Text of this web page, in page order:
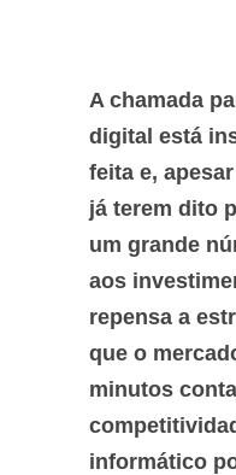
A chamada
digital está
feita e,
já terem dito
um grande
aos
repensa a
que o
minutos
informático